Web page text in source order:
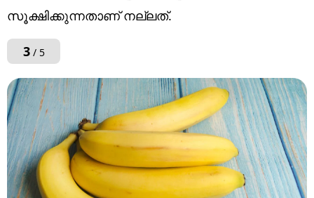
സൂക്ഷിക്കുന്നതാണ് നല്ലത്.
3/ 5